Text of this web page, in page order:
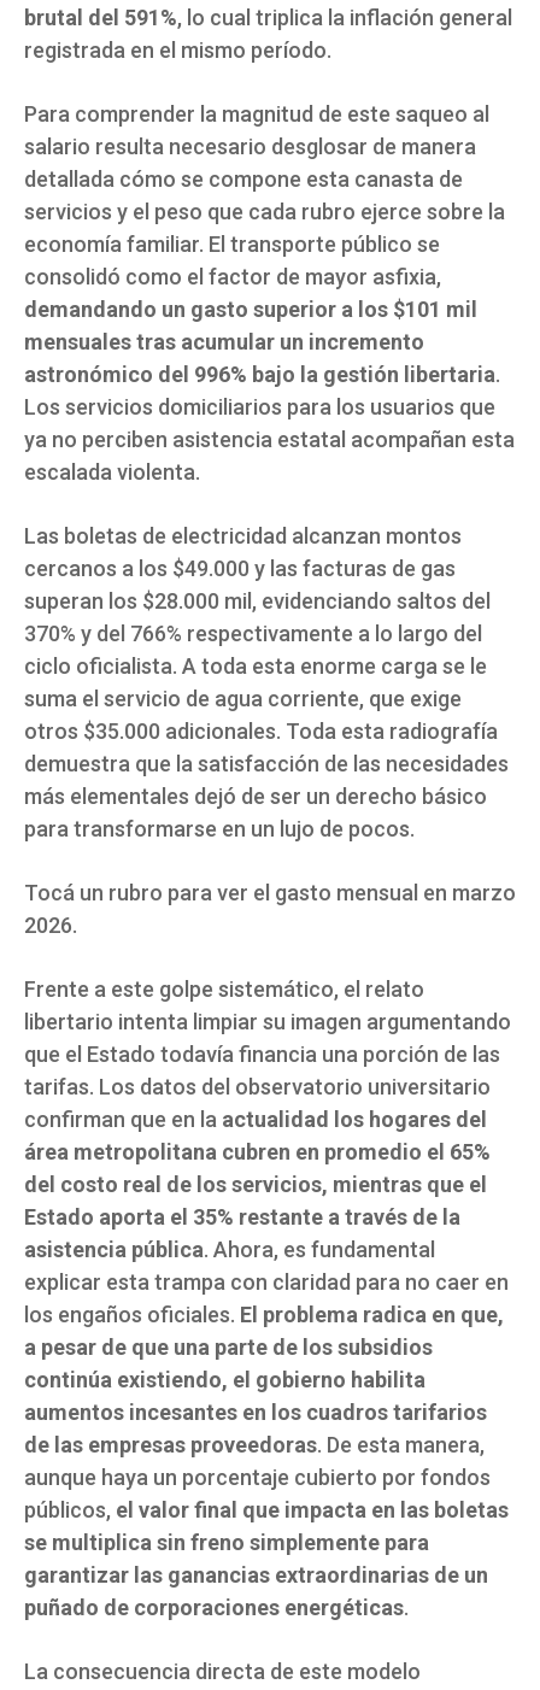
brutal del 591%, lo cual triplica la inflación general
registrada en el mismo período.
Para comprender la magnitud de este saqueo al
salario resulta necesario desglosar de manera
detallada cómo se compone esta canasta de
servicios y el peso que cada rubro ejerce sobre la
economía familiar. El transporte público se
consolidó como el factor de mayor asfixia,
demandando un gasto superior a los $101 mil
mensuales tras acumular un incremento
astronómico del 996% bajo la gestión libertaria.
Los servicios domiciliarios para los usuarios que
ya no perciben asistencia estatal acompañan esta
escalada violenta.
Las boletas de electricidad alcanzan montos
cercanos a los $49.000 y las facturas de gas
superan los $28.000 mil, evidenciando saltos del
370% y del 766% respectivamente a lo largo del
ciclo oficialista. A toda esta enorme carga se le
suma el servicio de agua corriente, que exige
otros $35.000 adicionales. Toda esta radiografía
demuestra que la satisfacción de las necesidades
más elementales dejó de ser un derecho básico
para transformarse en un lujo de pocos.
Tocá un rubro para ver el gasto mensual en marzo
2026.
Frente a este golpe sistemático, el relato
libertario intenta limpiar su imagen argumentando
que el Estado todavía financia una porción de las
tarifas. Los datos del observatorio universitario
confirman que en la actualidad los hogares del
área metropolitana cubren en promedio el 65%
del costo real de los servicios, mientras que el
Estado aporta el 35% restante a través de la
asistencia pública. Ahora, es fundamental
explicar esta trampa con claridad para no caer en
los engaños oficiales. El problema radica en que,
a pesar de que una parte de los subsidios
continúa existiendo, el gobierno habilita
aumentos incesantes en los cuadros tarifarios
de las empresas proveedoras. De esta manera,
aunque haya un porcentaje cubierto por fondos
públicos, el valor final que impacta en las boletas
se multiplica sin freno simplemente para
garantizar las ganancias extraordinarias de un
puñado de corporaciones energéticas.
La consecuencia directa de este modelo